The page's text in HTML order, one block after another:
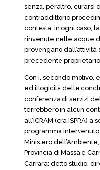
senza, peraltro, curarsi
contraddittorio
contesta, in ogni caso,
rinvenute nelle acque
provengano dall’attività
precedente
Con il secondo motivo,
ed illogicità delle
conferenza di servizi
terrebbero in alcun
all’ICRAM (ora ISPRA)
programma intervenuto
Ministero
Provincia di Massa e
Carrara: detto studio,